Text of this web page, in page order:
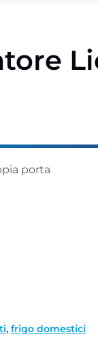
porta
, frigo domestici